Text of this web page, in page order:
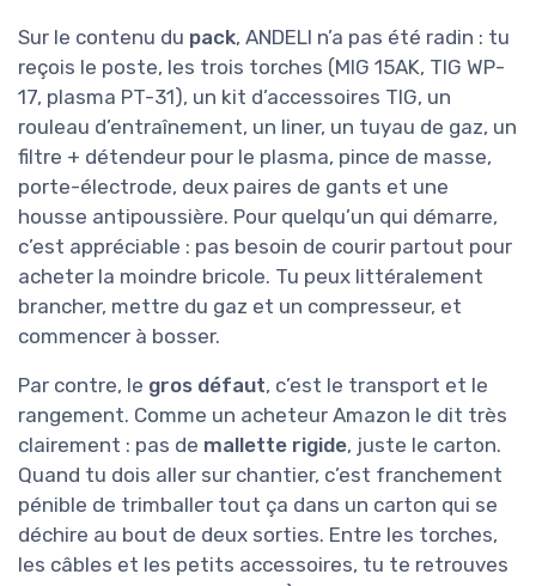
Sur le contenu du pack, ANDELI n’a pas été radin : tu
reçois le poste, les trois torches (MIG 15AK, TIG WP-
17, plasma PT-31), un kit d’accessoires TIG, un
rouleau d’entraînement, un liner, un tuyau de gaz, un
filtre + détendeur pour le plasma, pince de masse,
porte-électrode, deux paires de gants et une
housse antipoussière. Pour quelqu’un qui démarre,
c’est appréciable : pas besoin de courir partout pour
acheter la moindre bricole. Tu peux littéralement
brancher, mettre du gaz et un compresseur, et
commencer à bosser.
Par contre, le gros défaut, c’est le transport et le
rangement. Comme un acheteur Amazon le dit très
clairement : pas de mallette rigide, juste le carton.
Quand tu dois aller sur chantier, c’est franchement
pénible de trimballer tout ça dans un carton qui se
déchire au bout de deux sorties. Entre les torches,
les câbles et les petits accessoires, tu te retrouves